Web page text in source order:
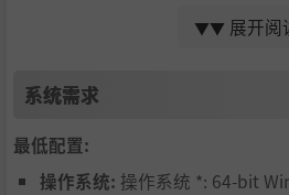
每段生涯的体验都各不相同！
条条大路通冠军。试试不同的方
运用战略走向胜利——仅凭战斗
▼▼ 展开阅
系统需求
最低配置:
操作系统: 操作系统 *: 64-bit